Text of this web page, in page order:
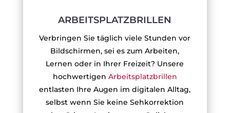
ARBEITSPLATZBRILLEN
Verbringen Sie täglich viele Stunden vor
Bildschirmen, sei es zum Arbeiten,
Lernen oder in Ihrer Freizeit? Unsere
hochwertigen Arbeitsplatzbrillen
entlasten Ihre Augen im digitalen Alltag,
selbst wenn Sie keine Sehkorrektion